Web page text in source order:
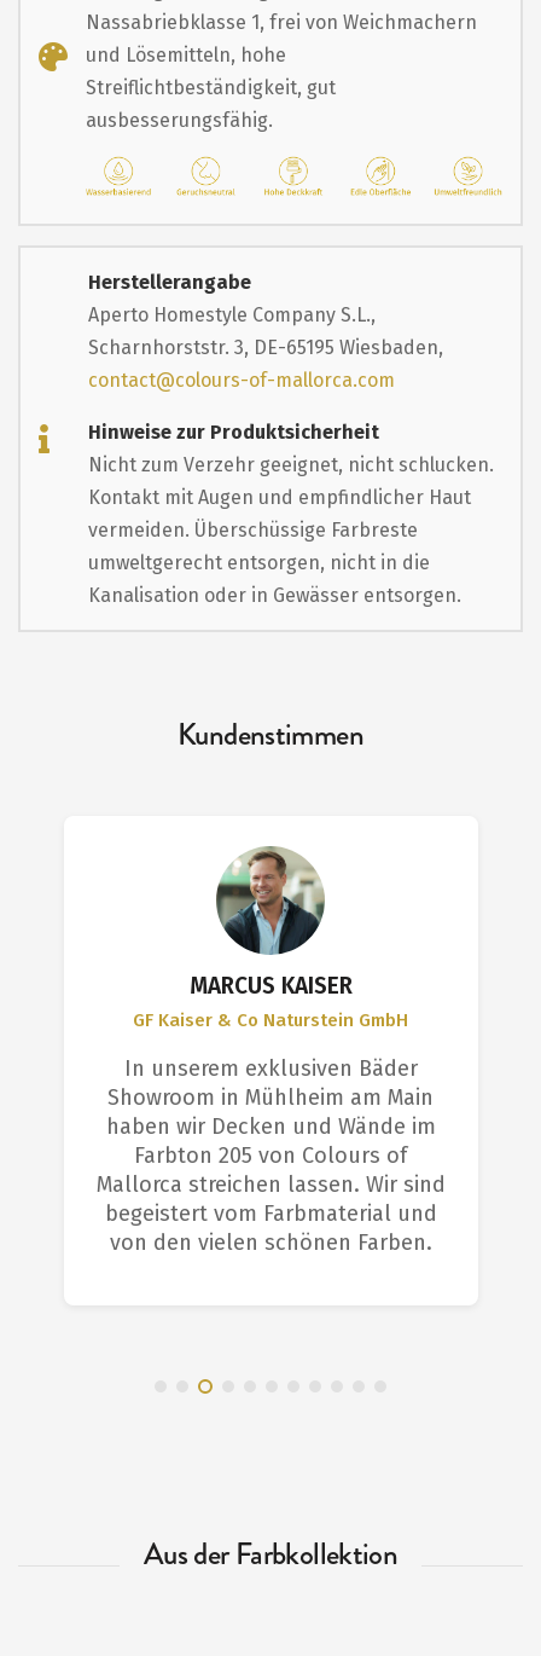
Nassabriebklasse 1, frei von Weichmachern
und Lösemitteln, hohe
Streiflichtbeständigkeit, gut
ausbesserungsfähig.
Herstellerangabe
Aperto Homestyle Company S.L.,
Scharnhorststr. 3, DE-65195 Wiesbaden,
contact@colours-of-mallorca.com
Hinweise zur Produktsicherheit
Nicht zum Verzehr geeignet, nicht schlucken.
Kontakt mit Augen und empfindlicher Haut
vermeiden. Überschüssige Farbreste
umweltgerecht entsorgen, nicht in die
Kanalisation oder in Gewässer entsorgen.
Kundenstimmen
MARCUS KAISER
GF Kaiser & Co Naturstein GmbH
In unserem exklusiven Bäder
Showroom in Mühlheim am Main
haben wir Decken und Wände im
Farbton 205 von Colours of
Mallorca streichen lassen. Wir sind
begeistert vom Farbmaterial und
von den vielen schönen Farben.
Aus der Farbkollektion